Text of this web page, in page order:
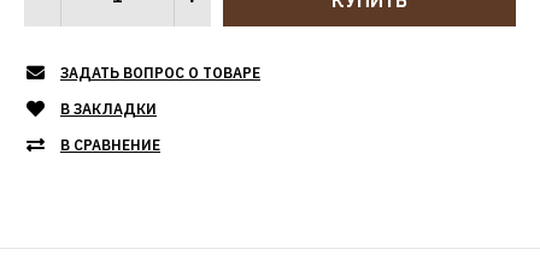
ЗАДАТЬ ВОПРОС О ТОВАРЕ
В ЗАКЛАДКИ
В СРАВНЕНИЕ